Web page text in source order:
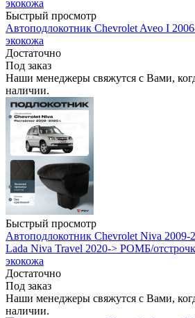
Быстрый просмотр
Автоподлокотник Chevrolet Aveo I
экокожа
Достаточно
Под заказ
Наши менеджеры свяжутся с Вами,
наличии.
Быстрый просмотр
Автоподлокотник Chevrolet Niva 2009-
Lada Niva Travel 2020-> РОМБ/
экокожа
Достаточно
Под заказ
Наши менеджеры свяжутся с Вами,
наличии.